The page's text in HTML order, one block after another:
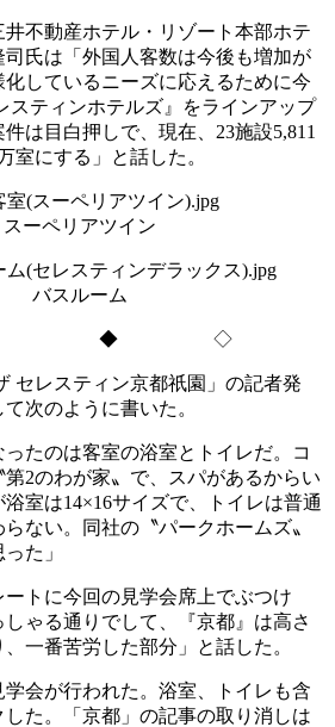
不動産ホテル・リゾート本部ホテ
司氏は「外国人客数は今後も増加が
化しているニーズに応えるために今
スティンホテルズ』をラインアップ
は目白押しで、現在、23施設5,811
室にする」と話した。
スーペリアツイン
バスルーム
◆ ◇
セレスティン京都祇園」の記者発
次のように書いた。
たのは客室の浴室とトイレだ。コ
2のわが家〟で、スパがあるからい
室は14×16サイズで、トイレは普通
ない。同社の〝パークホームズ〟
た」
トに今回の見学会席上でぶつけ
ゃる通りでして、『京都』は高さ
一番苦労した部分」と話した。
会が行われた。浴室、トイレも含
た。「京都」の記事の取り消しは